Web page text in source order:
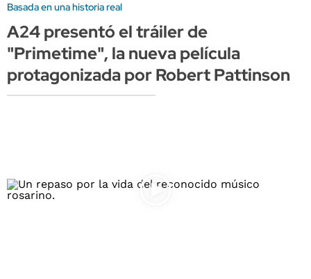
Basada en una historia real
A24 presentó el tráiler de
"Primetime", la nueva película
protagonizada por Robert Pattinson